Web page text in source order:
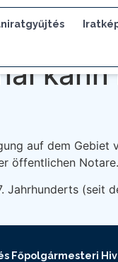
auf dem Gebiet
öffentlichen Notare.
Jahrhunderts (seit
Főpolgármesteri